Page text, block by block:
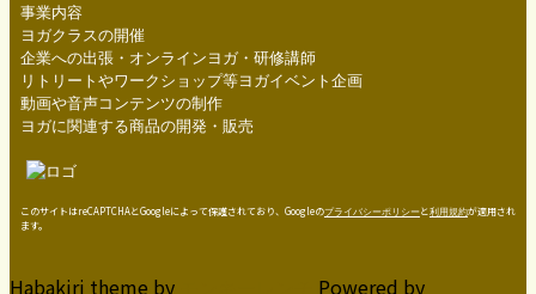
事業内容
ヨガクラスの開催
企業への出張・オンラインヨガ・研修講師
リトリートやワークショップ等ヨガイベント企画
動画や音声コンテンツの制作
ヨガに関連する商品の開発・販売
このサイトはreCAPTCHAとGoogleによって保護されており、Googleのプライバシーポリシーと利用規約が適用され
ます。
Habakiri theme by Powered by